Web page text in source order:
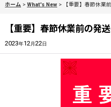
ホーム > What's New > 【重要】春節休業
【重要】春節休業前の発
2023年12月22日